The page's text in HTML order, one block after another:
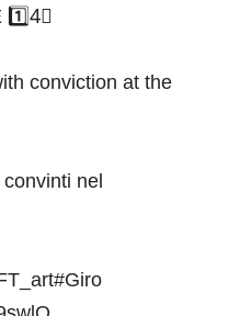
1️⃣4⃣
conviction at the
nel
#Giro